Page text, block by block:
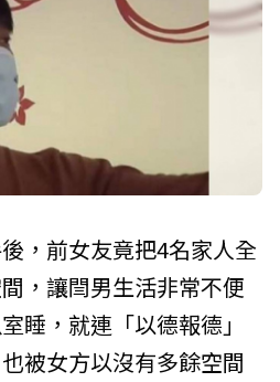
，前女友竟把4名家人全
，讓閆男生活非常不便
睡，就連「以德報德」
被女方以沒有多餘空間